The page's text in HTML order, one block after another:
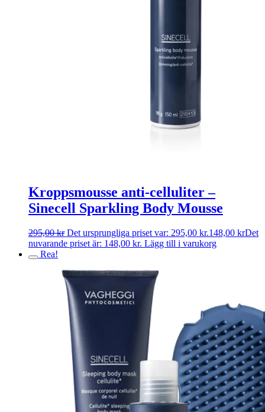
Kroppsmousse anti-celluliter –
Sinecell Sparkling Body Mousse
295,00kr Det ursprungliga priset var: 295,00 kr.148,00 krDet
nuvarande priset är: 148,00 kr. Lägg till i varukorg
Rea!